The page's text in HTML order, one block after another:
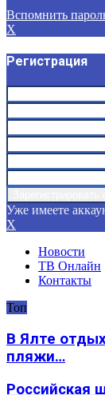
Вспомнить
X
Регистрация
Уже имеете
X
Новости
ТВ Онлайн
Контакты
Топ
В Ялте
пляжи…
Российская